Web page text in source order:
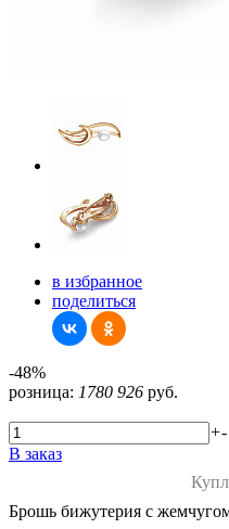
в избранное
поделиться
-48%
розница: 1780 926 руб.
+-
В заказ
Брошь бижутерия с